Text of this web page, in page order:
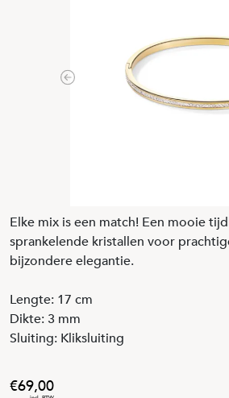
Previous
Elke mix is ​​een match! Een mooie
sprankelende kristallen voor
bijzondere elegantie.
Lengte: 17 cm
Dikte: 3 mm
Sluiting: Kliksluiting
69,00